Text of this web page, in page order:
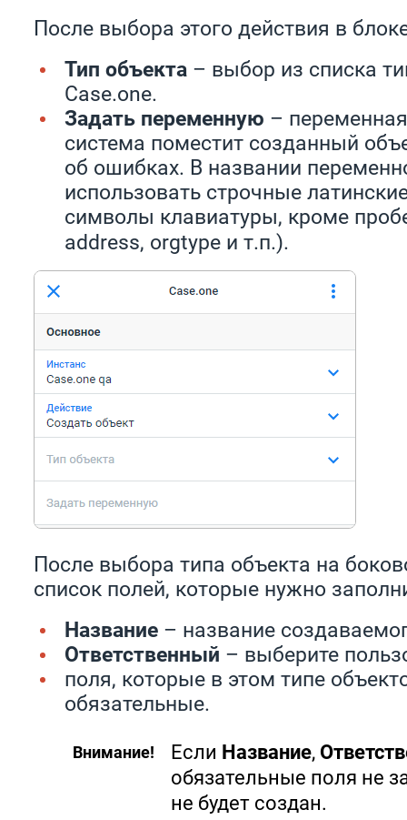
После выбора этого действия в
Тип объекта – выбор из списка
Case.one.
Задать переменную –
система поместит созданный
об ошибках. В названии
использовать строчные
символы клавиатуры, кроме
address, orgtype и т.п.).
После выбора типа объекта на
список полей, которые нужно
Название – название
Ответственный – выберите
поля, которые в этом типе
обязательные.
Внимание! Если Название,
обязательные поля не
не будет создан.